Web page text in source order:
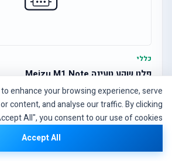
enhance your browsing experience, serve
content, and analyse our traffic. By clicking
All", you consent to our use of cookies.
Accept All
כללי
פלט שקע טעינה Meizu M1 Note
30